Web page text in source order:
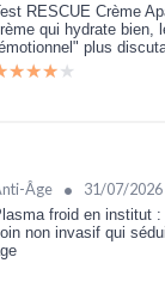
RESCUE Crème
qui hydrate bien,
plus
Âge • 31/07/2026
froid en institut
non invasif qui